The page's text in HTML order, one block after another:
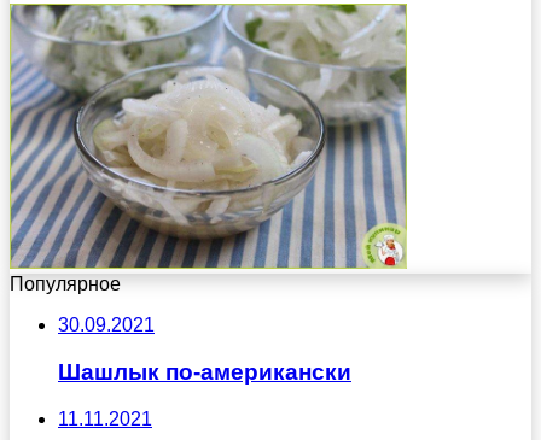
Популярное
30.09.2021
Шашлык по-американски
11.11.2021